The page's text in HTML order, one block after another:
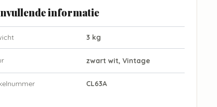
informatie
3 kg
zwart wit, Vintage
CL63A